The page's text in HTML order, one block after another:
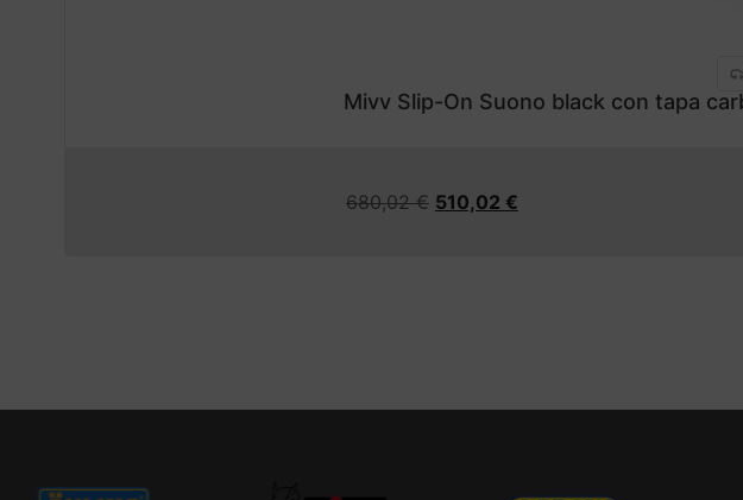
Mivv Slip-On Suono black con tapa
680,02€ 510,02 €